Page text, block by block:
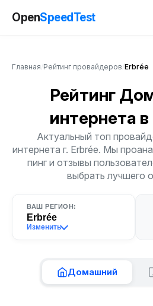
OpenSpeedTest
Главная Рейтинг провайдеров Erbrée
Рейтинг
интернета в
Актуальный топ
интернета г. Erbrée. Мы
пинг и отзывы
выбрать лучшего
ВАШ РЕГИОН:
Erbrée
Изменить
Домашний